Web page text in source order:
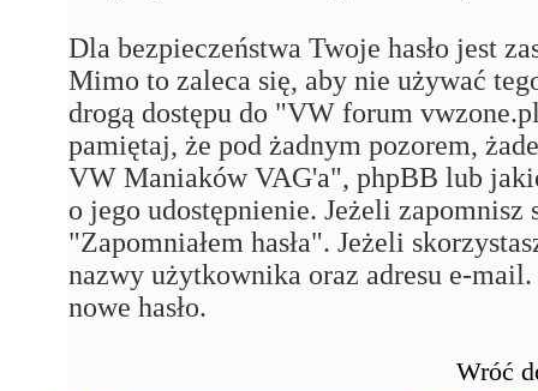
Dla bezpieczeństwa Twoje hasło jest
Mimo to zaleca się, aby nie używać
drogą dostępu do "VW forum
pamiętaj, że pod żadnym pozorem,
VW Maniaków VAG'a", phpBB lub
o jego udostępnienie. Jeżeli zapomnisz
"Zapomniałem hasła". Jeżeli
nazwy użytkownika oraz adresu e-
nowe hasło.
Wróć